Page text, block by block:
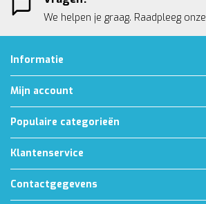
We helpen je graag. Raadpleeg onze
Informatie
Mijn account
Populaire categorieën
Klantenservice
Contactgegevens